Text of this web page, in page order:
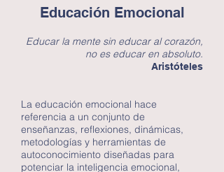
Educación Emocional
Educar la mente sin educar al corazón,
no es educar en absoluto.
Aristóteles
La educación emocional hace
referencia a un conjunto de
enseñanzas, reflexiones, dinámicas,
metodologías y herramientas de
autoconocimiento diseñadas para
potenciar la inteligencia emocional,